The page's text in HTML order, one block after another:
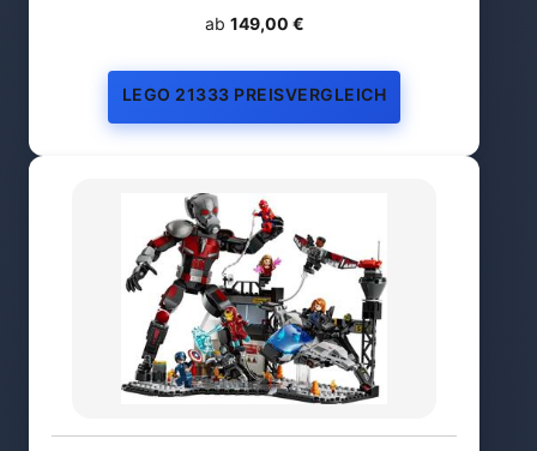
ab 149,00 €
LEGO 21333 PREISVERGLEICH